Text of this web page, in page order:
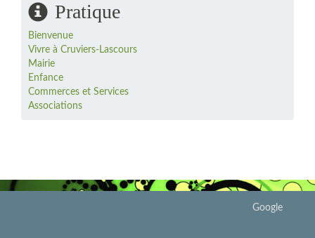
Pratique
Bienvenue
Vivre à Cruviers-Lascours
Mairie
Enfance
Commerces et Services
Associations
Google